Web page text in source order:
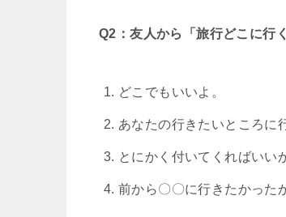
Q2：友人から「旅行どこに行
どこでもいいよ。
あなたの行きたいところに
とにかく付いてくればいい
前から〇〇に行きたかった